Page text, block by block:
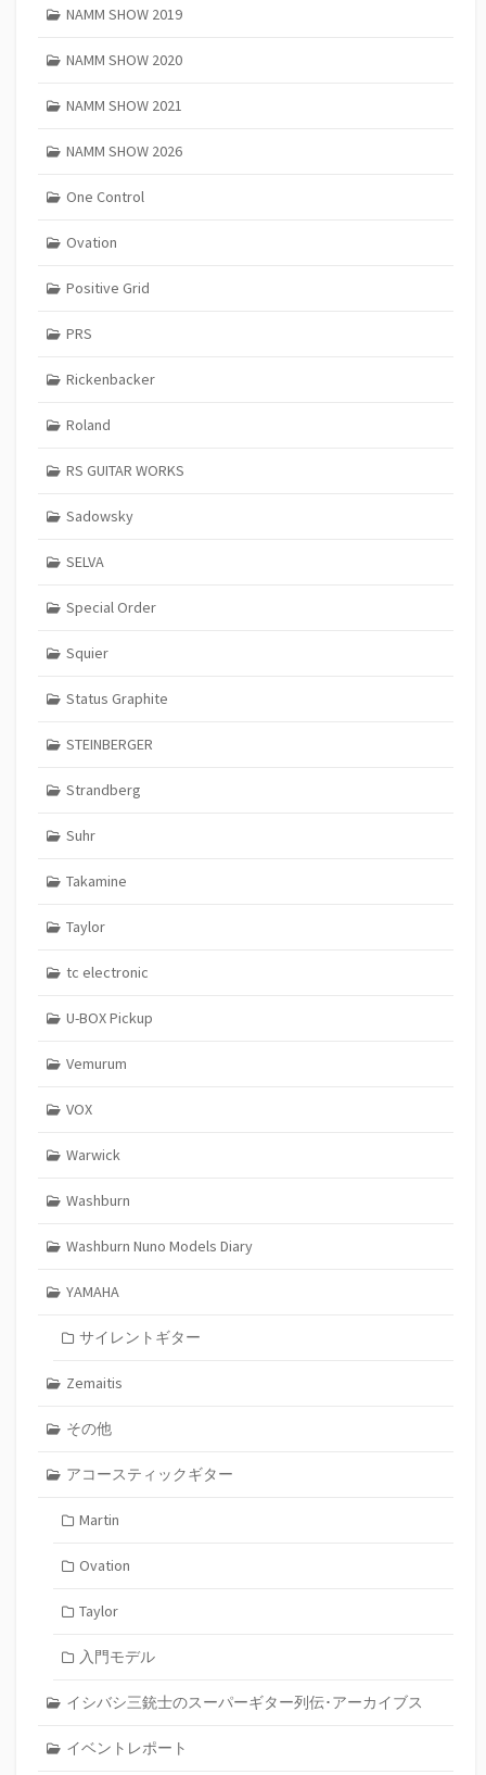
NAMM SHOW 2019
NAMM SHOW 2020
NAMM SHOW 2021
NAMM SHOW 2026
One Control
Ovation
Positive Grid
PRS
Rickenbacker
Roland
RS GUITAR WORKS
Sadowsky
SELVA
Special Order
Squier
Status Graphite
STEINBERGER
Strandberg
Suhr
Takamine
Taylor
tc electronic
U-BOX Pickup
Vemurum
VOX
Warwick
Washburn
Washburn Nuno Models Diary
YAMAHA
サイレントギター
Zemaitis
その他
アコースティックギター
Martin
Ovation
Taylor
入門モデル
イシバシ三銃士のスーパーギター列伝･アーカイブス
イベントレポート